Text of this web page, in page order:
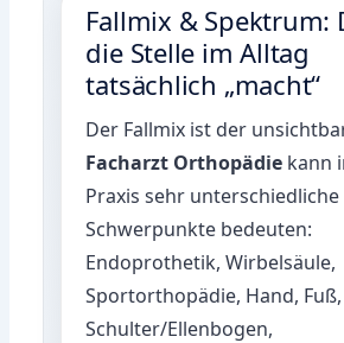
Fallmix & Spektrum:
die Stelle im Alltag
tatsächlich „macht“
Der Fallmix ist der
Facharzt Orthopädie kann
Praxis sehr unterschiedliche
Schwerpunkte bedeuten:
Endoprothetik, Wirbelsäule,
Sportorthopädie, Hand, Fuß,
Schulter/Ellenbogen,